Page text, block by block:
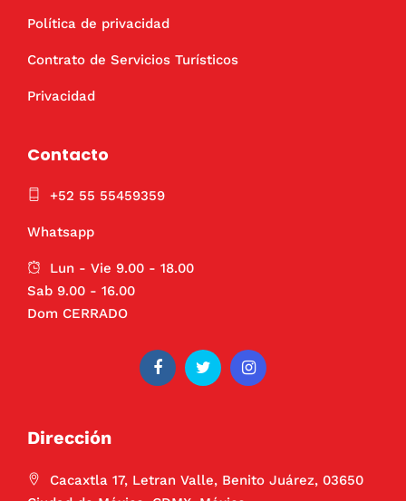
Política de privacidad
Contrato de Servicios Turísticos
Privacidad
Contacto
+52 55 55459359
Whatsapp
Lun - Vie 9.00 - 18.00
Sab 9.00 - 16.00
Dom CERRADO
Dirección
Cacaxtla 17, Letran Valle, Benito Juárez, 03650